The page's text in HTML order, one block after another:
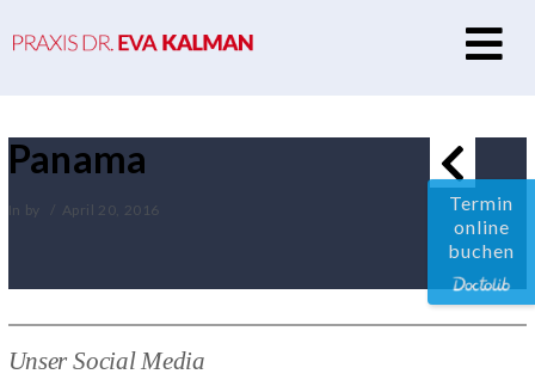
Panama
In by April 20, 2016
Unser Social Media
Termin
online
buchen